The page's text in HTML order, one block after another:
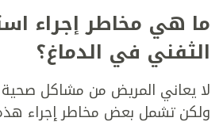
ما هي مخاطر إجراء
الثفني في الدماغ؟
لا يعاني المريض من مشاكل
ولكن تشمل بعض مخاطر إجراء